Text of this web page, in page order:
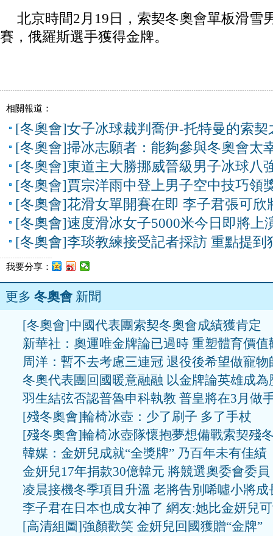
北京時間2月19日，索契冬奧會單板滑雪
賽，俄羅斯選手獲得金牌。
相關報道：
[冬奧會]女子冰球裁判喬伊-托特曼的索契
[冬奧會]掃冰志願者：能夠參與冬奧會太
[冬奧會]東道主大勝挪威晉級男子冰球八
[冬奧會]賈宗洋雨中登上男子空中技巧領
[冬奧會]花滑女單開賽在即 李子君張可欣
[冬奧會]速度滑冰女子5000米今日即將上
[冬奧會]李琰教練接受記者採訪 重點提到
我要分享：
更多 冬奧會新聞
[冬奧會]中國代表團索契冬奧會成績獲肯定
新華社：奧運唯金牌論已過時 重塑體育價值
周洋：暫不去考慮三連冠 退役後希望做寵物
冬奧代表團回國暖意融融 以金牌論英雄成為
羽生結弦否認普魯申科執教 普皇將在3月做
[殘冬奧會]輪椅冰壺：少了刷子 多了手杖
[殘冬奧會]輪椅冰壺隊懷抱夢想備戰索契殘
韓媒：金妍兒成就“全獎牌” 乃百年未有佳績
金妍兒17年捐款30億韓元 將競選奧委會委員
凌晨接機冬季項目升溫 老將告別唏噓小將成
李子君在日本也成女神了 網友:她比金妍兒
[高清組圖]強顏歡笑 金妍兒回國獲贈“金牌”